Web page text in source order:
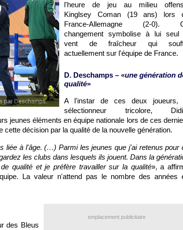
par Deschamps.
l'heure de jeu au milieu
Kinglsey Coman (19 ans) lors
France-Allemagne (2-0).
changement symbolise à lui seul
vent de fraîcheur qui
actuellement sur l'équipe de France.
D. Deschamps – «une génération
qualité»
A l'instar de ces deux joueurs,
sélectionneur tricolore,
jeunes éléments en équipe nationale lors de ces
décision par la qualité de la nouvelle génération.
liée à l'âge. (…) Parmi les jeunes que j'ai retenus pour
les clubs dans lesquels ils jouent. Dans la
qualité et je préfère travailler sur la qualité», a
La valeur n'attend pas le nombre des années
emplacement publicitaire
des Bleus